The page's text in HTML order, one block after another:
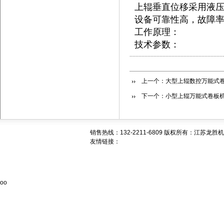
上辊垂直位移采用液
设备可靠性高，故障
工作原理：
技术参数：
上一个： 大型上辊数控万能式
下一个： 小型上辊万能式卷板
销售热线：132-2211-6809 版权所有：江苏龙胜
友情链接：
oo